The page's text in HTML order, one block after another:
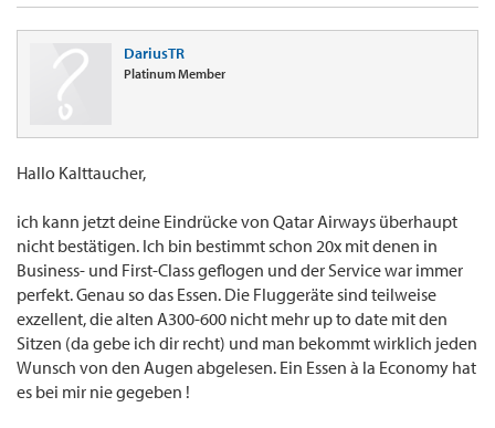
DariusTR
Platinum Member
Hallo Kalttaucher,
ich kann jetzt deine Eindrücke von Qatar Airways überhaupt
nicht bestätigen. Ich bin bestimmt schon 20x mit denen in
Business- und First-Class geflogen und der Service war immer
perfekt. Genau so das Essen. Die Fluggeräte sind teilweise
exzellent, die alten A300-600 nicht mehr up to date mit den
Sitzen (da gebe ich dir recht) und man bekommt wirklich jeden
Wunsch von den Augen abgelesen. Ein Essen à la Economy hat
es bei mir nie gegeben !